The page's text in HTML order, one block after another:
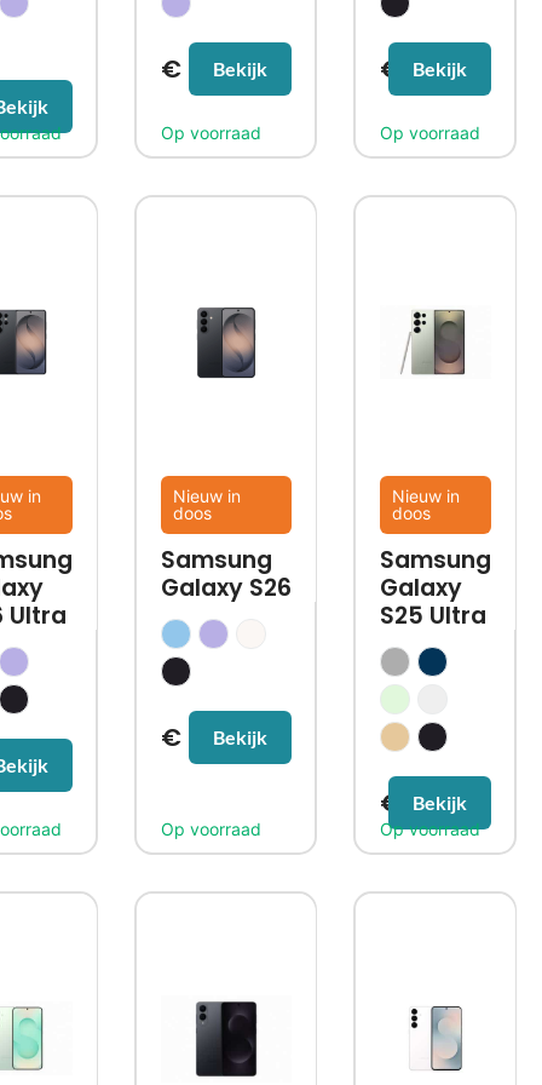
€345,99
Bekijk € 709,99
Bekijk
in
Ultra
Nieuw in
doos
Samsung
Galaxy S26
€643,99
Bekijk
Nieuw in
doos
Samsung
Galaxy
S25 Ultra
€ 868,99
Bekijk